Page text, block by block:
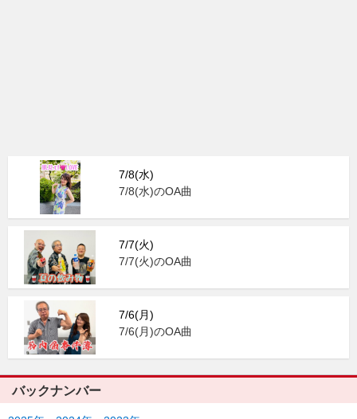
7/8(水)
7/8(水)のOA曲
7/7(火)
7/7(火)のOA曲
7/6(月)
7/6(月)のOA曲
バックナンバー